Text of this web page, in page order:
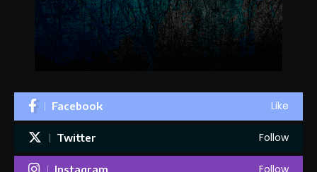
Facebook Like
Twitter Follow
Instagram Follow